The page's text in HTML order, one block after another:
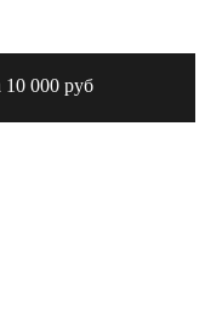
000 руб